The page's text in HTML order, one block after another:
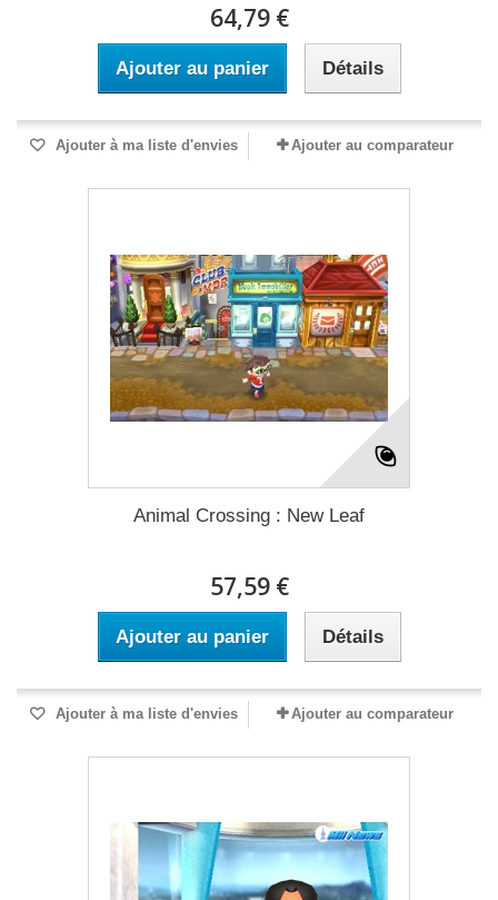
64,79 €
Ajouter au panier Détails
Ajouter à ma liste d'envies Ajouter au comparateur
Animal Crossing : New Leaf
57,59 €
Ajouter au panier Détails
Ajouter à ma liste d'envies Ajouter au comparateur